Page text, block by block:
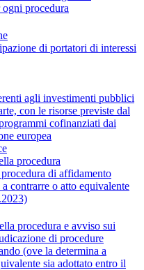
procedura
di portatori di interessi
agli investimenti pubblici
con le risorse previste dal
cofinanziati dai
europea
procedura
di affidamento
contrarre o atto equivalente
procedura e avviso sui
di procedure
(ove la determina a
sia adottato entro il